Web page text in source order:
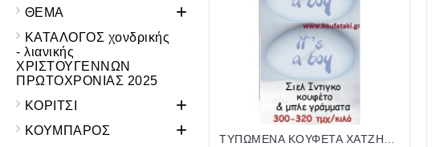
ΘΕΜΑ +
ΚΑΤΑΛΟΓΟΣ χονδρικής
- λιανικής
ΧΡΙΣΤΟΥΓΕΝΝΩΝ
ΠΡΩΤΟΧΡΟΝΙΑΣ 2025
ΚΟΡΙΤΣΙ
+
ΚΟΥΜΠΑΡΟΣ +